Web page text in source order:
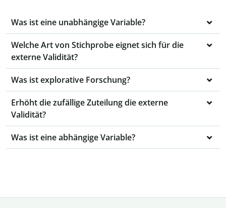
Was ist eine unabhängige Variable?
Welche Art von Stichprobe eignet sich für die
externe Validität?
Was ist explorative Forschung?
Erhöht die zufällige Zuteilung die externe
Validität?
Was ist eine abhängige Variable?